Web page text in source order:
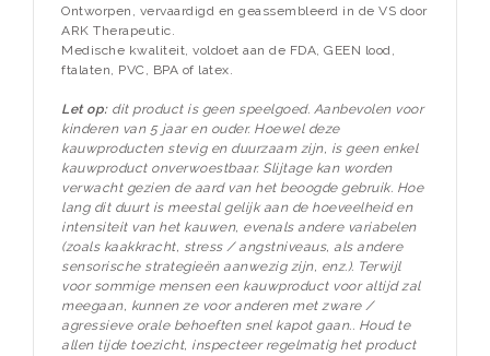
Ontworpen, vervaardigd en geassembleerd in de VS door
ARK Therapeutic.
Medische kwaliteit, voldoet aan de FDA, GEEN lood,
ftalaten, PVC, BPA of latex.
Let op:dit product is geen speelgoed. Aanbevolen voor
kinderen van 5 jaar en ouder. Hoewel deze
kauwproducten stevig en duurzaam zijn, is geen enkel
kauwproduct onverwoestbaar. Slijtage kan worden
verwacht gezien de aard van het beoogde gebruik. Hoe
lang dit duurt is meestal gelijk aan de hoeveelheid en
intensiteit van het kauwen, evenals andere variabelen
(zoals kaakkracht, stress / angstniveaus, als andere
sensorische strategieën aanwezig zijn, enz.). Terwijl
voor sommige mensen een kauwproduct voor altijd zal
meegaan, kunnen ze voor anderen met zware /
agressieve orale behoeften snel kapot gaan.. Houd te
allen tijde toezicht, inspecteer regelmatig het product